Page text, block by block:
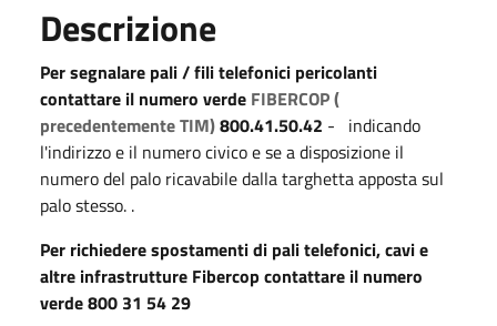
Descrizione
Per segnalare pali / fili telefonici pericolanti
contattare il numero verde FIBERCOP (
precedentemente TIM)800.41.50.42 - indicando
l'indirizzo e il numero civico e se a disposizione il
numero del palo ricavabile dalla targhetta apposta sul
palo stesso. .
Per richiedere spostamenti di pali telefonici, cavi e
altre infrastrutture Fibercop contattare il numero
verde 800 31 54 29